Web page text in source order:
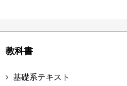
教科書
基礎系テキスト